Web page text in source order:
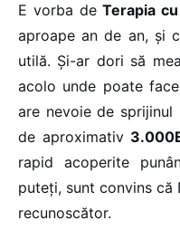
E vorba deTerapia
aproape an de an, și
utilă. Și-ar dori să
acolo unde poate
are nevoie de
de aproximativ
rapid acoperite
puteți, sunt convins
recunoscător.